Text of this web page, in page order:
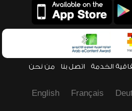
الخدمة اتصل بنا من نحن
Français
English